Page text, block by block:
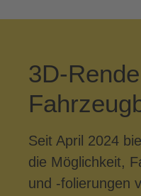
3D-
Seit April 2024
die Möglichkeit,
und -folierungen